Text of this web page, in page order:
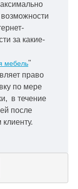
за какие-
мебель"
право
по мере
в течение
после